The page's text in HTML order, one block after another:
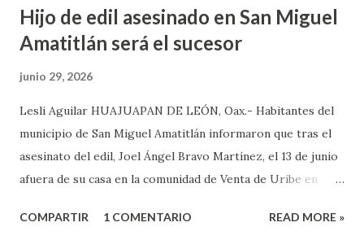
Hijo de edil asesinado en San Miguel
Amatitlán será el sucesor
junio 29, 2026
Lesli Aguilar HUAJUAPAN DE LEÓN, Oax.- Habitantes del
municipio de San Miguel Amatitlán informaron que tras el
asesinato del edil, Joel Ángel Bravo Martínez, el 13 de junio
afuera de su casa en la comunidad de Venta de Uribe en
el que tome protesta para poder concluir el gobierno
COMPARTIR 1 COMENTARIO READ MORE »